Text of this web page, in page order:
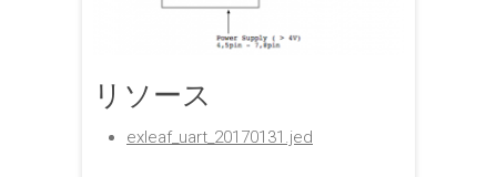
リソース
exleaf_uart_20170131.jed